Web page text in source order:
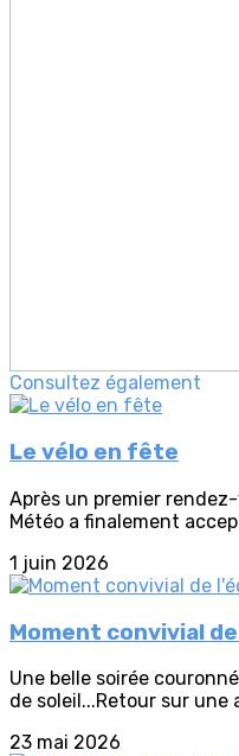
Consultez également
Le vélo en fête
Après un premier
Météo a finalement
1 juin 2026
Moment convivial
Une belle soirée
de soleil...Retour sur une
23 mai 2026